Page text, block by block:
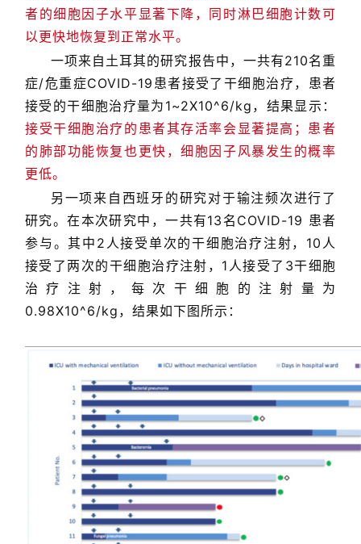
者的细胞因子水平显著下降，同时淋巴细胞计数可
以更快地恢复到正常水平。
一项来自土耳其的研究报告中，一共有210名重
症/危重症COVID-19患者接受了干细胞治疗，患者
接受的干细胞治疗量为1~2X10^6/kg，结果显示：
接受干细胞治疗的患者其存活率会显著提高；患者
的肺部功能恢复也更快，细胞因子风暴发生的概率
更低。
另一项来自西班牙的研究对于输注频次进行了
研究。在本次研究中，一共有13名COVID-19 患者
参与。其中2人接受单次的干细胞治疗注射，10人
接受了两次的干细胞治疗注射，1人接受了3干细胞
治疗注射，每次干细胞的注射量为
0.98X10^6/kg，结果如下图所示：